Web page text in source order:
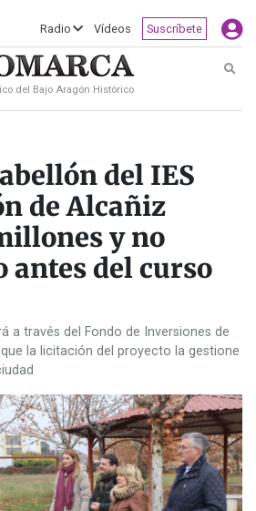
Radio Vídeos Suscríbete
del Bajo Aragón Histórico
del IES
de Alcañiz
y no
antes del curso
a través del Fondo de Inversiones de
la licitación del proyecto la gestione